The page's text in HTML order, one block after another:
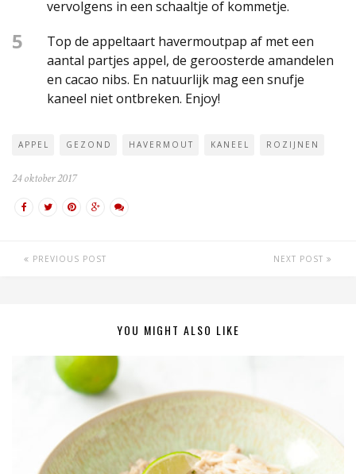
vervolgens in een schaaltje of kommetje.
5
Top de appeltaart havermoutpap af met een
aantal partjes appel, de geroosterde amandelen
en cacao nibs. En natuurlijk mag een snufje
kaneel niet ontbreken. Enjoy!
APPEL GEZOND HAVERMOUT KANEEL ROZIJNEN
24 oktober 2017
PREVIOUS POST NEXT POST
YOU MIGHT ALSO LIKE